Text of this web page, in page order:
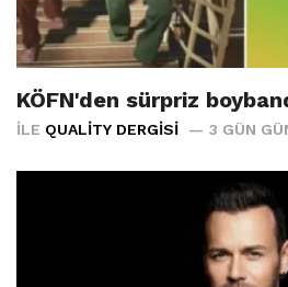
KÖFN'den sürpriz
İLE QUALITY DERGISI 3 GÜN